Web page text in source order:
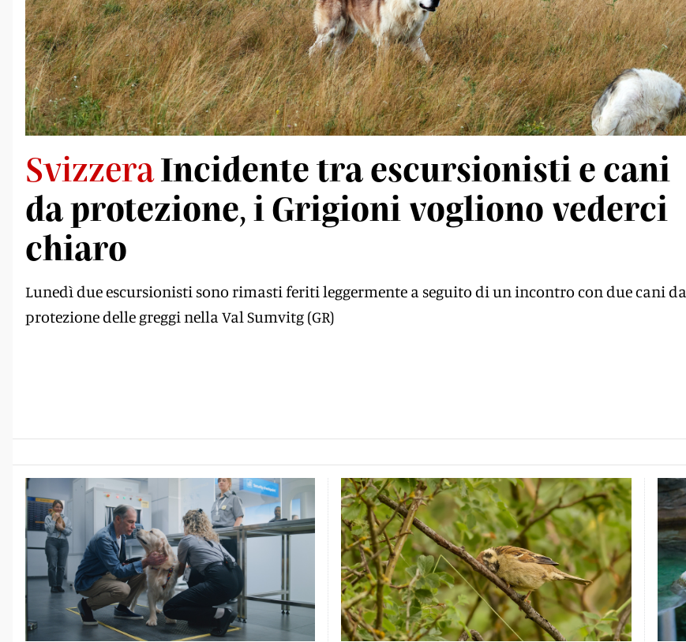
SvizzeraIncidente tra escursionisti e cani
da protezione, i Grigioni vogliono vederci
chiaro
Lunedì due escursionisti sono rimasti feriti leggermente a seguito di un incontro con due cani da
protezione delle greggi nella Val Sumvitg (GR)